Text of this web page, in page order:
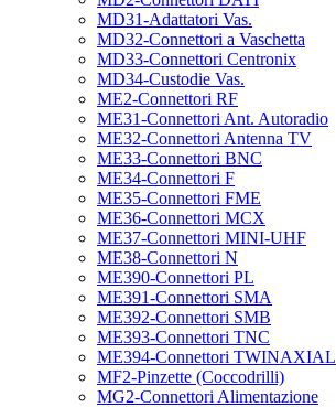
MD31-Adattatori Vas.
MD32-Connettori a Vaschetta
MD33-Connettori Centronix
MD34-Custodie Vas.
ME2-Connettori RF
ME31-Connettori Ant. Autoradio
ME32-Connettori Antenna TV
ME33-Connettori BNC
ME34-Connettori F
ME35-Connettori FME
ME36-Connettori MCX
ME37-Connettori MINI-UHF
ME38-Connettori N
ME390-Connettori PL
ME391-Connettori SMA
ME392-Connettori SMB
ME393-Connettori TNC
ME394-Connettori TWINAXIAL
MF2-Pinzette (Coccodrilli)
MG2-Connettori Alimentazione